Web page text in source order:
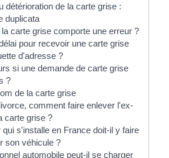
détérioration de la carte grise :
duplicata
carte grise comporte une erreur ?
pour recevoir une carte grise
d'adresse ?
si une demande de carte grise
?
de la carte grise
comment faire enlever l'ex-
carte grise ?
qui s'installe en France doit-il y faire
son véhicule ?
automobile peut-il se charger